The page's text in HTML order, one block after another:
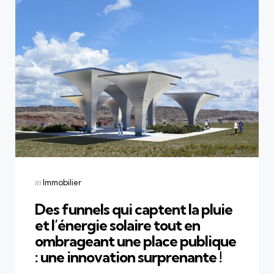
Categories
Posted
inImmobilier
Des funnels qui captent la pluie
et l’énergie solaire tout en
ombrageant une place publique
: une innovation surprenante !